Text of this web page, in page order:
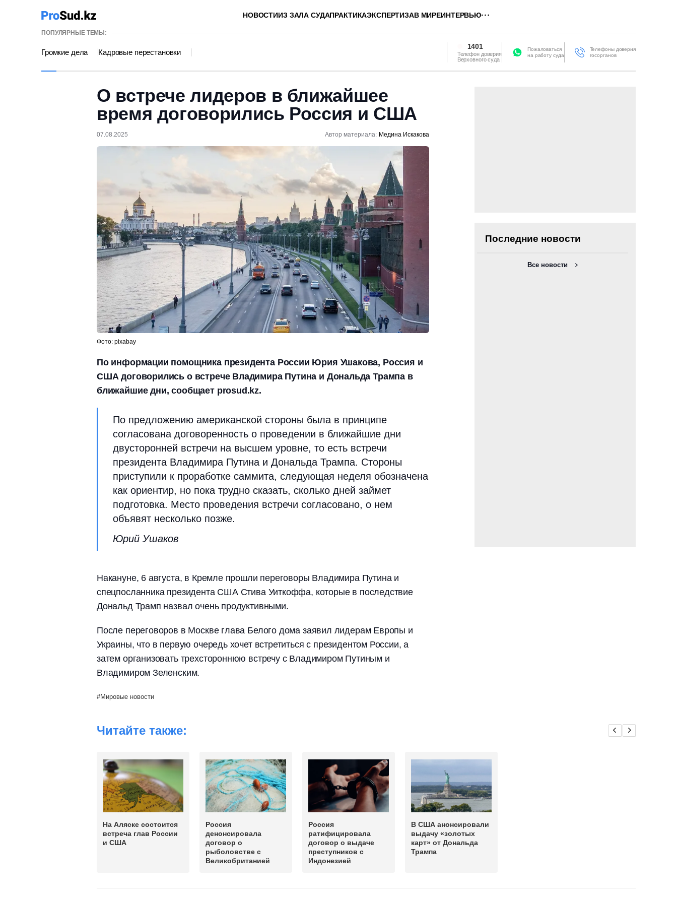
НОВОСТИИЗ ЗАЛА СУДАПРАКТИКАЭКСПЕРТИЗАВ МИРЕИНТЕРВЬЮ
ПОПУЛЯРНЫЕ ТЕМЫ:
Громкие дела Кадровые перестановки
1401
Телефон доверия
Верховного суда
Пожаловаться
на работу суда
Телефоны доверия
госорганов
О встрече лидеров в ближайшее
время договорились Россия и США
07.08.2025 Автор материала: Медина Искакова
Фото: pixabay
По информации помощника президента России Юрия Ушакова, Россия и
США договорились о встрече Владимира Путина и Дональда Трампа в
ближайшие дни, сообщает prosud.kz.
По предложению американской стороны была в принципе
согласована договоренность о проведении в ближайшие дни
двусторонней встречи на высшем уровне, то есть встречи
президента Владимира Путина и Дональда Трампа. Стороны
приступили к проработке саммита, следующая неделя обозначена
как ориентир, но пока трудно сказать, сколько дней займет
подготовка. Место проведения встречи согласовано, о нем
объявят несколько позже.
Юрий Ушаков
Накануне, 6 августа, в Кремле прошли переговоры Владимира Путина и
спецпосланника президента США Стива Уиткоффа, которые в последствие
Дональд Трамп назвал очень продуктивными.
После переговоров в Москве глава Белого дома заявил лидерам Европы и
Украины, что в первую очередь хочет встретиться с президентом России, а
затем организовать трехстороннюю встречу с Владимиром Путиным и
Владимиром Зеленским.
Мировые новости
Последние новости
Все новости
Читайте также:
На Аляске состоится
встреча глав России
и США
Россия
денонсировала
договор о
рыболовстве с
Великобританией
Россия
ратифицировала
договор о выдаче
преступников с
Индонезией
В США анонсировали
выдачу «золотых
карт» от Дональда
Трампа